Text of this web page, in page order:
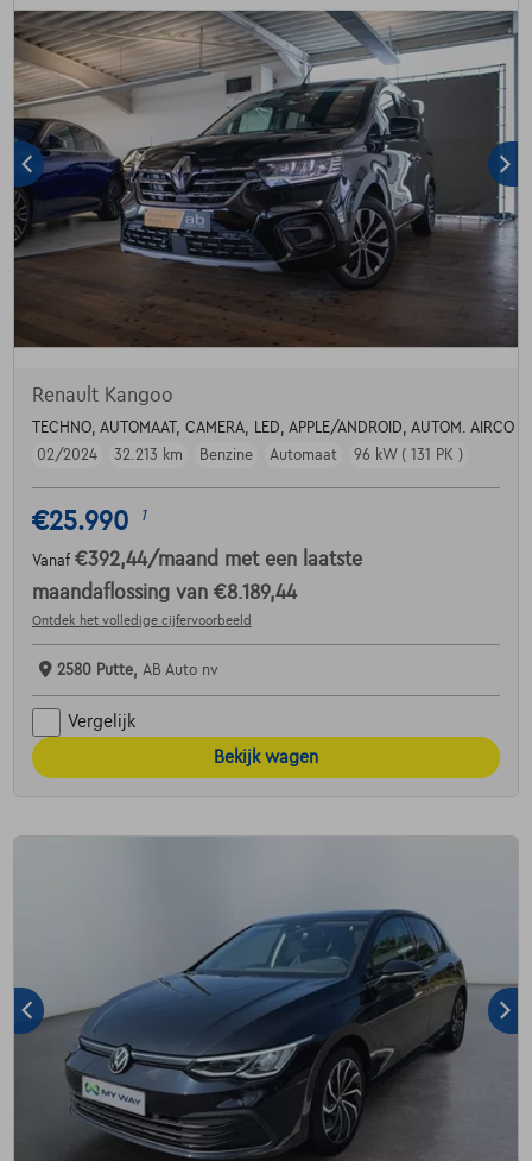
Renault Kangoo
TECHNO, AUTOMAAT, CAMERA, LED, APPLE/ANDROID, AUTOM. AIRCO
02/2024
32.213 km Benzine Automaat 96 kW ( 131 PK )
€25.990 1
Vanaf €392,44/maand met een laatste
maandaflossing van €8.189,44
Ontdek het volledige cijfervoorbeeld
2580 Putte, AB Auto nv
Vergelijk
Bekijk wagen